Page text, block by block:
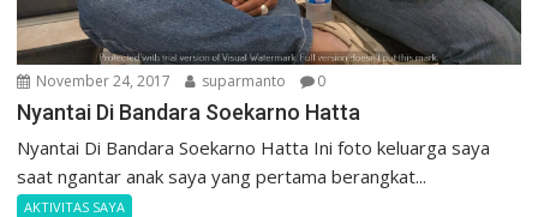
November 24, 2017 suparmanto 0
Nyantai Di Bandara Soekarno Hatta
Nyantai Di Bandara Soekarno Hatta Ini foto keluarga saya
saat ngantar anak saya yang pertama berangkat...
AKTIVITAS SAYA